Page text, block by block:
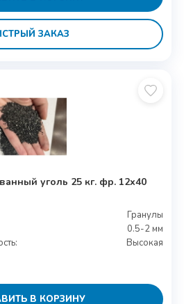
ЗАКАЗ
уголь 25 кг. фр. 12х40
Гранулы
0.5-2 мм
Высокая
В КОРЗИНУ